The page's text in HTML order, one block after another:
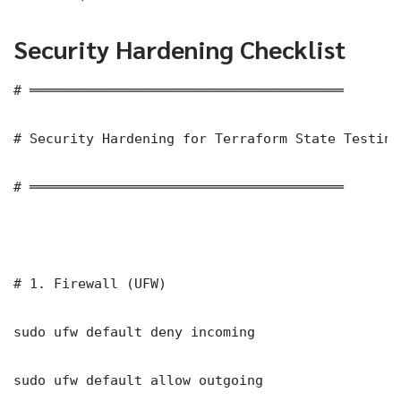
Security Hardening Checklist
# ═══════════════════════════════════════
# Security Hardening for Terraform State Testing
# ═══════════════════════════════════════
# 1. Firewall (UFW)
sudo ufw default deny incoming
sudo ufw default allow outgoing